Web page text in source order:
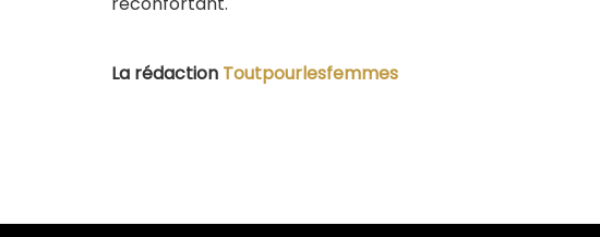
La rédaction Toutpourlesfemmes